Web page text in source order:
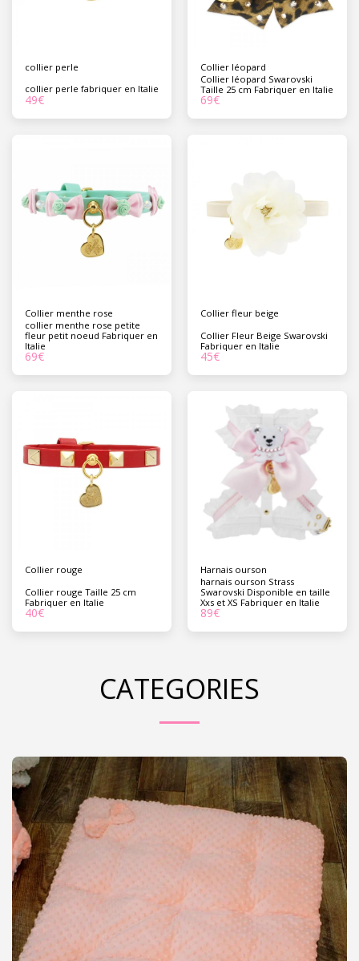
collier perle
collier perle fabriquer en Italie
49€
Collier léopard
Collier léopard Swarovski
Taille 25 cm Fabriquer en Italie
69€
Collier menthe rose
collier menthe rose petite
fleur petit noeud Fabriquer en
Italie
69€
Collier fleur beige
Collier Fleur Beige Swarovski
Fabriquer en Italie
45€
Collier rouge
Collier rouge Taille 25 cm
Fabriquer en Italie
40€
Harnais ourson
harnais ourson Strass
Swarovski Disponible en taille
Xxs et XS Fabriquer en Italie
89€
CATEGORIES